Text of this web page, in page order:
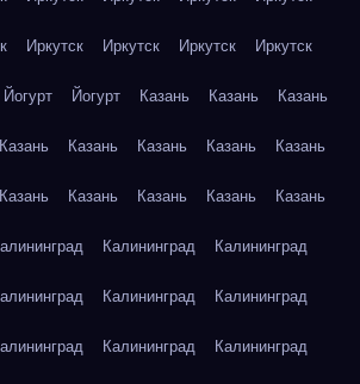
Иркутск Иркутск Иркутск Иркутск
Йогурт Йогурт Казань Казань Казань
Казань Казань Казань Казань Казань
Казань Казань Казань Казань Казань
Калининград Калининград
Калининград Калининград
Калининград Калининград